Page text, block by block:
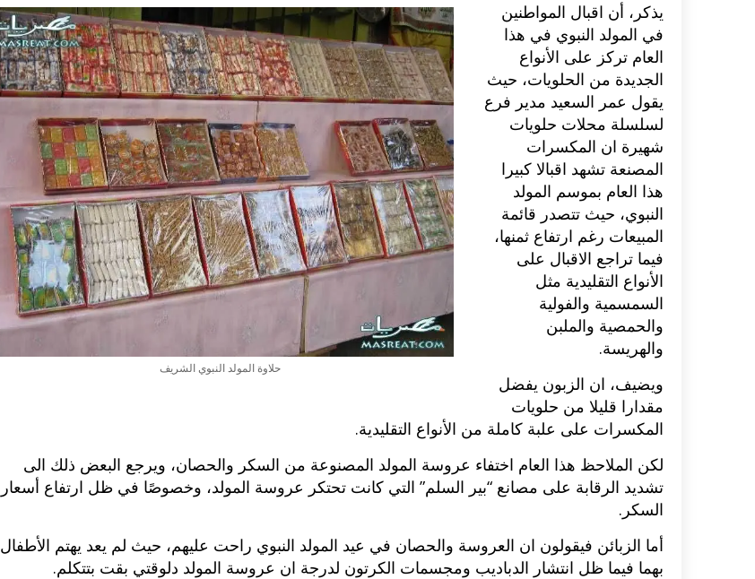
حلاوة المولد النبوي الشريف
يذكر، أن اقبال المواطنين
في المولد النبوي في هذا
العام تركز على الأنواع
الجديدة من الحلويات، حيث
يقول عمر السعيد مدير فرع
لسلسلة محلات حلويات
شهيرة ان المكسرات
المصنعة تشهد اقبالا كبيرا
هذا العام بموسم المولد
النبوي، حيث تتصدر قائمة
المبيعات رغم ارتفاع ثمنها،
فيما تراجع الاقبال على
الأنواع التقليدية مثل
السمسمية والفولية
والحمصية والملبن
والهريسة.
ويضيف، ان الزبون يفضل
مقدارا قليلا من حلويات
المكسرات على علبة كاملة من الأنواع التقليدية.
لكن الملاحظ هذا العام اختفاء عروسة المولد المصنوعة من السكر والحصان، ويرجع البعض ذلك الى
تشديد الرقابة على مصانع “بير السلم” التي كانت تحتكر عروسة المولد، وخصوصًا في ظل ارتفاع أسعار
السكر.
أما الزبائن فيقولون ان العروسة والحصان في عيد المولد النبوي راحت عليهم، حيث لم يعد يهتم الأطفال
بهما فيما ظل انتشار الدباديب ومجسمات الكرتون لدرجة ان عروسة المولد دلوقتي بقت بتتكلم.
طريقة تحضير حلاوة المولد النبوي مع
وصفات بالفيديو والصور...
اكلات عيد الاضحى 2023 وصفات طبخ
شهية للعيد الكبير بالصور...
سهلة وسريعة:
الغريبة، ساب...